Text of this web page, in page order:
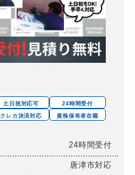
土日祝対応可
24時間受付
クレカ決済対応 資格保有者在籍
24時間受付
唐津市対応